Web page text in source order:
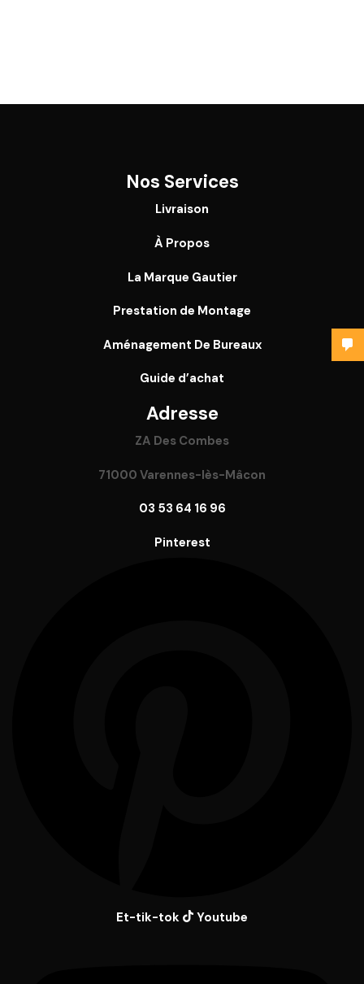
Nos Services
Livraison
À Propos
La Marque Gautier
Prestation de Montage
Aménagement De Bureaux
Guide d’achat
Adresse
ZA Des Combes
71000 Varennes-lès-Mâcon
03 53 64 16 96
Pinterest
Et-tik-tok Youtube